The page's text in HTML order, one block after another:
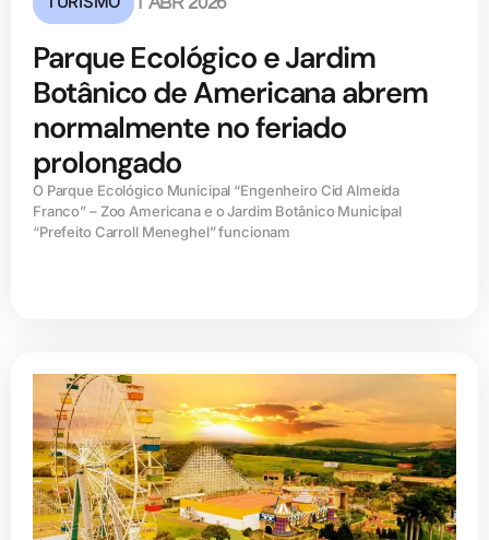
Parque Ecológico e Jardim
Botânico de Americana abrem
normalmente no feriado
prolongado
O Parque Ecológico Municipal “Engenheiro Cid Almeida
Franco” – Zoo Americana e o Jardim Botânico Municipal
“Prefeito Carroll Meneghel” funcionam